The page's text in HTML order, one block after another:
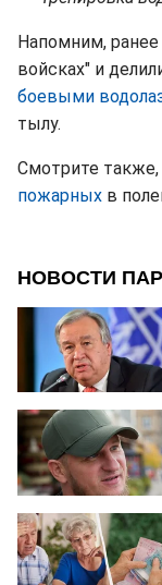
Напомним,
войсках" и
боевыми
тылу.
Смотрите также,
пожарных в